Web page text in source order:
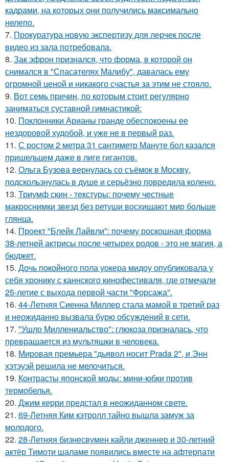
кадрами, на которых они получились максимально
нелепо.
7. Прокуратура новую экспертизу для лерчек после
видео из зала потребовала.
8. Зак эфрон признался, что форма, в которой он
снимался в "Спасателях Малибу", давалась ему
огромной ценой и никакого счастья за этим не стояло.
9. Вот семь причин, по которым стоит регулярно
заниматься суставной гимнастикой:
10. Поклонники Арианы гранде обеспокоены ее
нездоровой худобой, и уже не в первый раз.
11. С ростом 2 метра 31 сантиметр Мануте бол казался
пришельцем даже в лиге гигантов.
12. Ольга Бузова вернулась со съёмок в Москву,
подскользнулась в душе и серьёзно повредила колено.
13. Триумф скин - текстуры: почему честные
макроснимки звезд без ретуши восхищают мир больше
глянца.
14. Проект "Блейк Лайвли": почему роскошная форма
38-летней актрисы после четырех родов - это не магия, а
бюджет.
15. Дочь покойного пола уокера мидоу опубликовала у
себя хронику с каннского кинофестиваля, где отмечали
25-летие с выхода первой части "Форсажа".
16. 44-Летняя Сиенна Миллер стала мамой в третий раз
и неожиданно вызвала бурю обсуждений в сети.
17. "Ушло Миллениальство": глюкоза призналась, что
превращается из мультяшки в человека.
18. Мировая премьера "дьявол носит Prada 2", и Энн
хэтэуэй решила не мелочиться.
19. Контрасты японской моды: мини-юбки против
термобелья.
20. Джим керри предстал в неожиданном свете.
21. 69-Летняя Ким кэтролл тайно вышла замуж за
молодого.
22. 28-Летняя бизнесвумен кайли дженнер и 30-летний
актёр Тимоти шаламе появились вместе на афтерпати